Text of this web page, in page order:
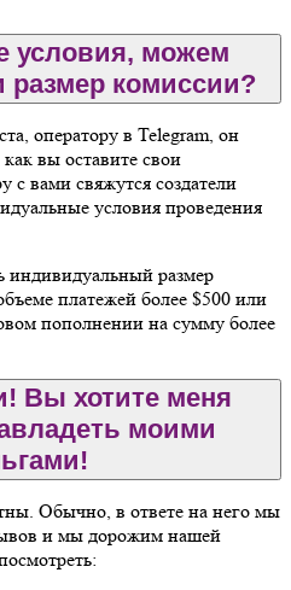
условия, можем
размер комиссии?
оператору в Telegram, он
как вы оставите свои
с вами свяжутся создатели
условия проведения
размер
платежей более $500 или
пополнении на сумму более
Вы хотите меня
моими
Обычно, в ответе на него мы
и мы дорожим нашей